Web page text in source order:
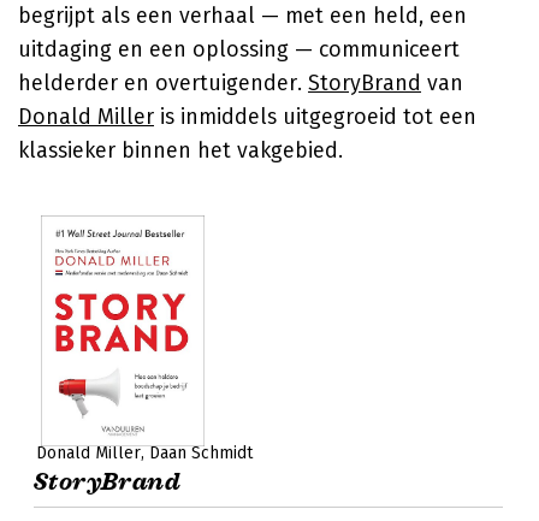
begrijpt als een verhaal — met een held, een
uitdaging en een oplossing — communiceert
helderder en overtuigender. StoryBrand van
Donald Miller is inmiddels uitgegroeid tot een
klassieker binnen het vakgebied.
Donald Miller Daan Schmidt
StoryBrand